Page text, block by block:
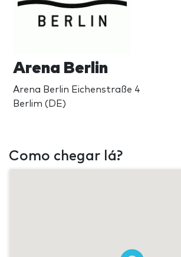
Arena Berlin
Arena Berlin Eichenstraße 4
Berlim (DE)
Como chegar lá?